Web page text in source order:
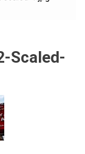
Scaled-